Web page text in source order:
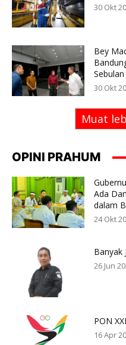
30 Okt
Bey
Sebulan
30 Okt
Muat
OPINI PRAHUM
Ada
dalam
24 Okt
Banyak
26 Jun
PON
16 Apr